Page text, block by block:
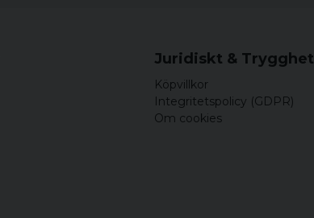
Juridiskt & Trygghet
Köpvillkor
Integritetspolicy (GDPR)
Om cookies